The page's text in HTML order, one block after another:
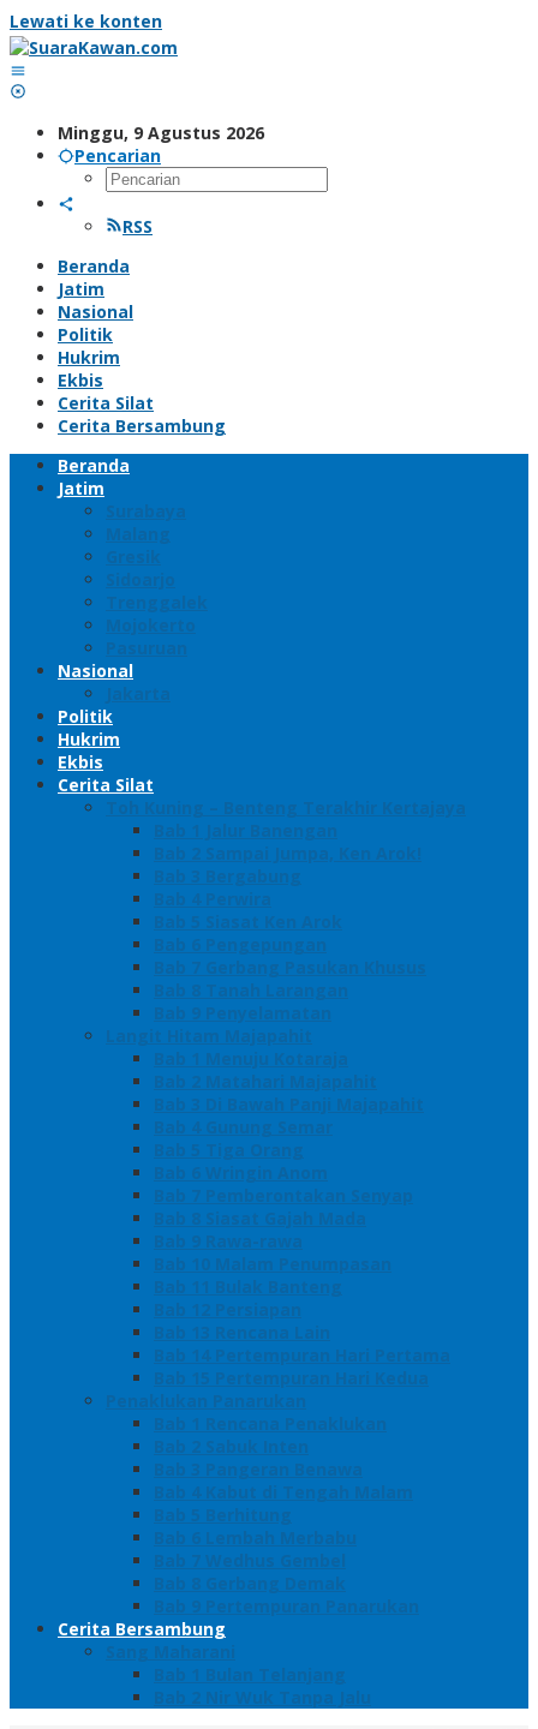
Lewati ke konten
Minggu, 9 Agustus 2026
Pencarian
RSS
Beranda
Jatim
Nasional
Politik
Hukrim
Ekbis
Cerita Silat
Cerita Bersambung
Beranda
Jatim
Surabaya
Malang
Gresik
Sidoarjo
Trenggalek
Mojokerto
Pasuruan
Nasional
Jakarta
Politik
Hukrim
Ekbis
Cerita Silat
Toh Kuning – Benteng Terakhir Kertajaya
Bab 1 Jalur Banengan
Bab 2 Sampai Jumpa, Ken Arok!
Bab 3 Bergabung
Bab 4 Perwira
Bab 5 Siasat Ken Arok
Bab 6 Pengepungan
Bab 7 Gerbang Pasukan Khusus
Bab 8 Tanah Larangan
Bab 9 Penyelamatan
Langit Hitam Majapahit
Bab 1 Menuju Kotaraja
Bab 2 Matahari Majapahit
Bab 3 Di Bawah Panji Majapahit
Bab 4 Gunung Semar
Bab 5 Tiga Orang
Bab 6 Wringin Anom
Bab 7 Pemberontakan Senyap
Bab 8 Siasat Gajah Mada
Bab 9 Rawa-rawa
Bab 10 Malam Penumpasan
Bab 11 Bulak Banteng
Bab 12 Persiapan
Bab 13 Rencana Lain
Bab 14 Pertempuran Hari Pertama
Bab 15 Pertempuran Hari Kedua
Penaklukan Panarukan
Bab 1 Rencana Penaklukan
Bab 2 Sabuk Inten
Bab 3 Pangeran Benawa
Bab 4 Kabut di Tengah Malam
Bab 5 Berhitung
Bab 6 Lembah Merbabu
Bab 7 Wedhus Gembel
Bab 8 Gerbang Demak
Bab 9 Pertempuran Panarukan
Cerita Bersambung
Sang Maharani
Bab 1 Bulan Telanjang
Bab 2 Nir Wuk Tanpa Jalu